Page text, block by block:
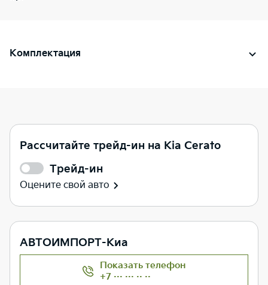
Комплектация
Рассчитайте трейд-ин на Kia Cerato
Трейд-ин
Оцените свой авто
АВТОИМПОРТ-Киа
Показать телефон
+7 ··· ··· ·· ··